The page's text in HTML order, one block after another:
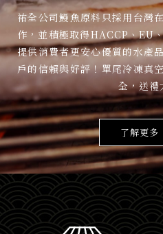
祐全公司鰻魚原料只採用台灣
作，並積極取得HACCP、EU
提供消費者更安心優質的水產
戶的信賴與好評！單尾冷凍真
全，送禮
了解更多